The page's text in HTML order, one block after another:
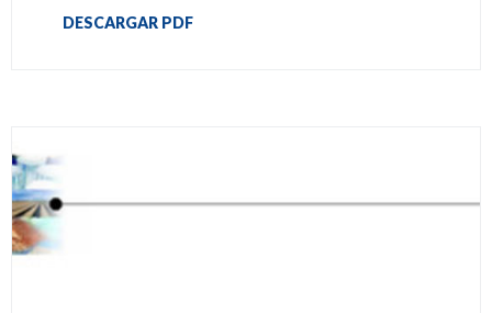
DESCARGAR PDF